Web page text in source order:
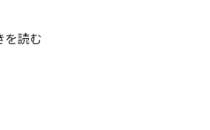
を読む